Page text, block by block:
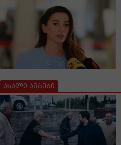
ახალი ამბები